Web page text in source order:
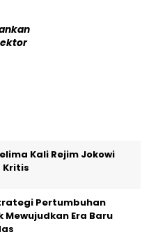
Kali Rejim Jokowi
Kritis
Pertumbuhan
Mewujudkan Era Baru